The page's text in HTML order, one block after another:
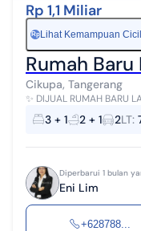
Rp 1,1 Miliar
Rp Lihat Kemampuan
Rumah
Cikupa, Tangerang
✨ DIJUAL RUMAH BARU
Decker Concept 2½
nyaman, dan ramah ...
3 + 1 2 + 1 2LT:
Diperbarui 1 bulan
Eni Lim
+628788...